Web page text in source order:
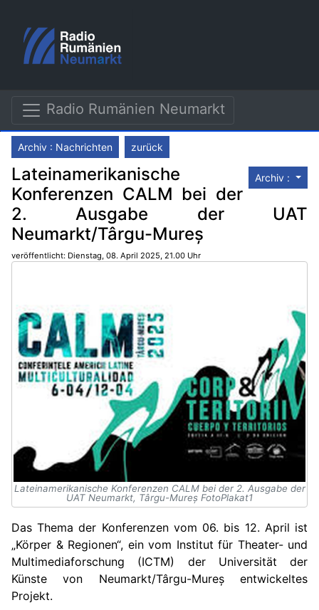
Radio Rumänien Neumarkt
Archiv : Nachrichten zurück
Archiv :
Lateinamerikanische
Konferenzen CALM bei der
2. Ausgabe der UAT
Neumarkt/Târgu-Mureș
veröffentlicht: Dienstag, 08. April 2025, 21.00 Uhr
Lateinamerikanische Konferenzen CALM bei der 2. Ausgabe der
UAT Neumarkt, Târgu-Mureș FotoPlakat1
Das Thema der Konferenzen vom 06. bis 12. April ist
„Körper & Regionen“, ein vom Institut für Theater- und
Multimediaforschung (ICTM) der Universität der
Künste von Neumarkt/Târgu-Mureș entwickeltes
Projekt.